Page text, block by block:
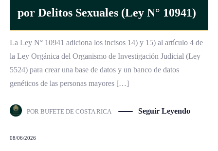
por Delitos Sexuales (Ley N° 10941)
La Ley N° 10941 adiciona los incisos 14) y 15) al artículo 4 de
la Ley Orgánica del Organismo de Investigación Judicial (Ley
5524) para crear una base de datos y un banco de datos
genéticos de las personas mayores […]
POR BUFETE DE COSTA RICA Seguir Leyendo
08/06/2026